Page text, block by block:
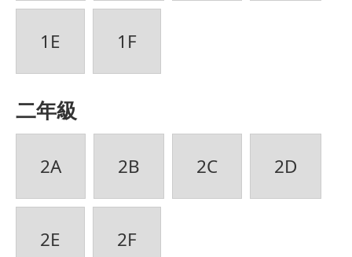
1E 1F
二年級
2A 2B 2C 2D
2E 2F